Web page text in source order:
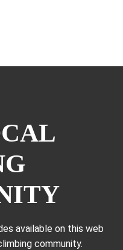
available on this web
community.